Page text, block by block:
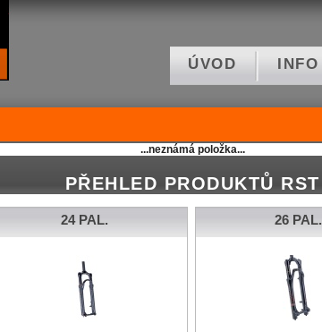
ÚVOD INFO
...neznámá položka...
PŘEHLED PRODUKTŮ RST
24 PAL. 26 PAL.